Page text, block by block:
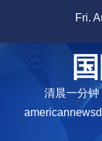
content
Fri.
清晨一分钟